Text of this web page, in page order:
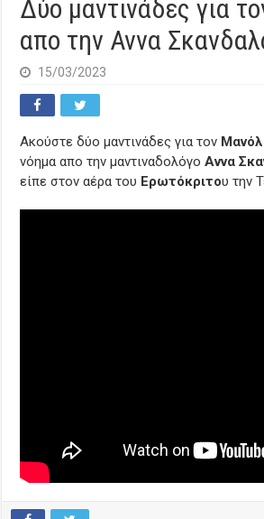
Δύο μαντινάδες για
απο την Αννα
15/03/2023
Ακούστε δύο μαντινάδες για τον
νόημα απο την μαντιναδολόγοΑννα
είπε στον αέρα του Ερωτόκριτου την